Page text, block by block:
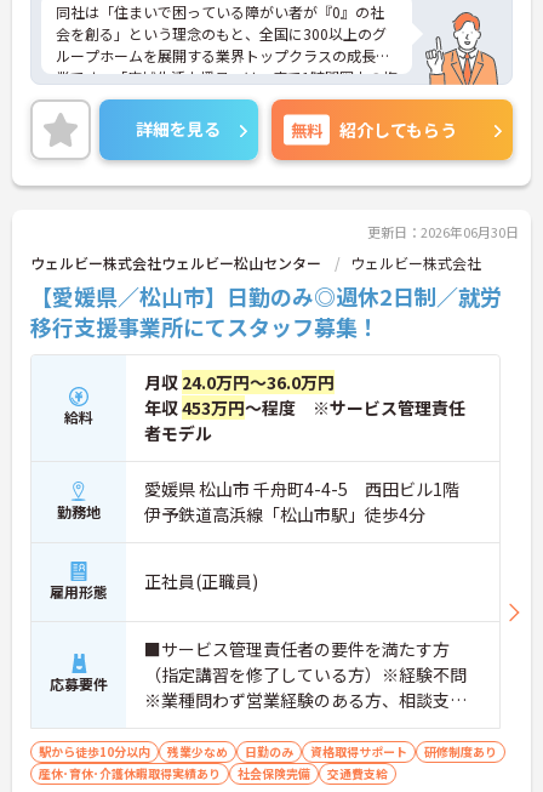
同社は「住まいで困っている障がい者が『0』の社
会を創る」という理念のもと、全国に300以上のグ
ループホームを展開する業界トップクラスの成長企
業です。「広域生活支援員」は、車で1時間圏内の複
数施設を横断的に担当し、現場支援とパートスタッ
フのサポートを行うハイクラスなポジションです。
最新設備とバリアフリーが完備され、スタッフの身
体的負担が少なく、広域手当5万円が付与されるこ
とで高い給与水準を実現しています。年間休日114
効率化など、ワークライフバランスを保ちながら定
年70歳まで長期的に活躍できる制度が盤石に整って
います。複数施設を経験することで培われるマネジ
メント視点は、将来的なエリアマネージャーへのキ
ャリアアップにも直結しており、最新の環境で専門
性を発揮したいプロフェッショナルの方にお勧めで
す。
★おすすめPOINT★
・広域支援員として複数のホームを巡るため、各ホ
ームのパートスタッフの教育やサポートにも携わる
営や人材育成の視点を養うことで、将来のエリアマ
ネージャー候補としてのステップアップに直結しま
・定年70歳、再雇用75歳までという業界屈指の制度
があり、20代から60代まで幅広い年代が活躍してい
ます。年間休日も114日確保されているため、無理
なく長期的なキャリアを築いていただけます。
・全施設がバリアフリー設計かつ最新設備を備えて
おり、清潔感にあふれた美しい環境です。ハード面
に加え、ソフト面でも「献立の事前決定・レシピ完
備」により現場の負担が大幅に軽減されています。
ご利用者様の安全性はもちろん、働くスタッフにと
っても身体的負担が少なく、高いモチベーションを
保って業務に集中できます。
詳細を見る 無料 紹介してもらう
更新日：2026年06月30日
ウェルビー株式会社ウェルビー松山センター ウェルビー株式会社
【愛媛県／松山市】日勤のみ◎週休2日制／就労
移行支援事業所にてスタッフ募集！
給料
月収 24.0万円～36.0万円
年収453万円～程度 ※サービス管理責任
者モデル
勤務地
愛媛県 松山市 千舟町4-4-5 西田ビル1階
伊予鉄道高浜線「松山市駅」徒歩4分
雇用形態 正社員(正職員)
応募要件
■サービス管理責任者の要件を満たす方
（指定講習を修了している方）※経験不問
※業種問わず営業経験のある方、相談支
援・直接支援の経験がある方歓迎
駅から徒歩10分以内 残業少なめ 日勤のみ 資格取得サポート
研修制度あり
産休･育休･介護休暇取得実績あり
社会保険完備 交通費支給